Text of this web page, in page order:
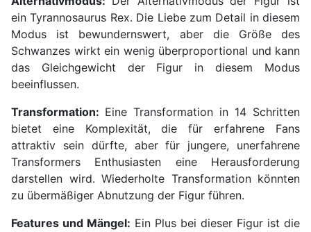
ein Tyrannosaurus Rex. Die Liebe zum Detail in diesem
Modus ist bewundernswert, aber die Größe des
Schwanzes wirkt ein wenig überproportional und kann
das Gleichgewicht der Figur in diesem Modus
beeinflussen.
Transformation: Eine Transformation in 14 Schritten
bietet eine Komplexität, die für erfahrene Fans
attraktiv sein dürfte, aber für jungere, unerfahrene
Transformers Enthusiasten eine Herausforderung
darstellen wird. Wiederholte Transformation könnten
zu übermäßiger Abnutzung der Figur führen.
Features und Mängel: Ein Plus bei dieser Figur ist die